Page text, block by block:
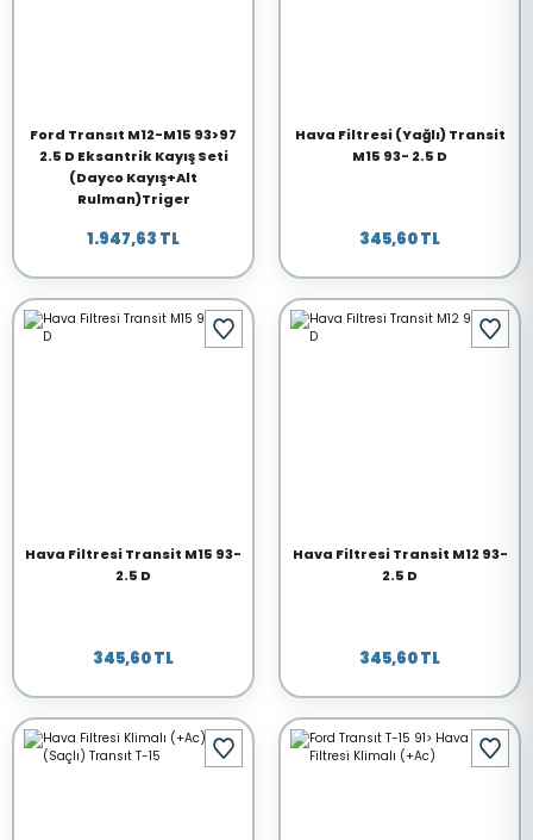
Ford Transıt M12-M15 93>97
2.5 D Eksantrik Kayış Seti
(Dayco Kayış+Alt
Rulman)Triger
1.947,63 TL
Hava Filtresi (Yağlı) Transit
M15 93- 2.5 D
345,60 TL
Hava Filtresi Transit M15 93-
2.5 D
345,60 TL
Hava Filtresi Transit M12 93-
2.5 D
345,60 TL